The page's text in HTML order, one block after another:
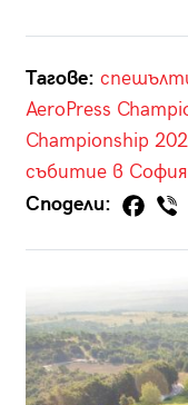
Тагове:
AeroPress
Championship
събитие в София
Сподели: